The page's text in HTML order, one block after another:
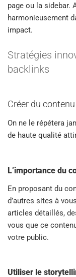
page ou la sidebar.
harmonieusement
impact.
Stratégies
backlinks
Créer du
On ne le répétera
de haute qualité
L’importance du
En proposant du
d’autres sites à
articles détaillés,
vous que ce
votre public.
Utiliser le